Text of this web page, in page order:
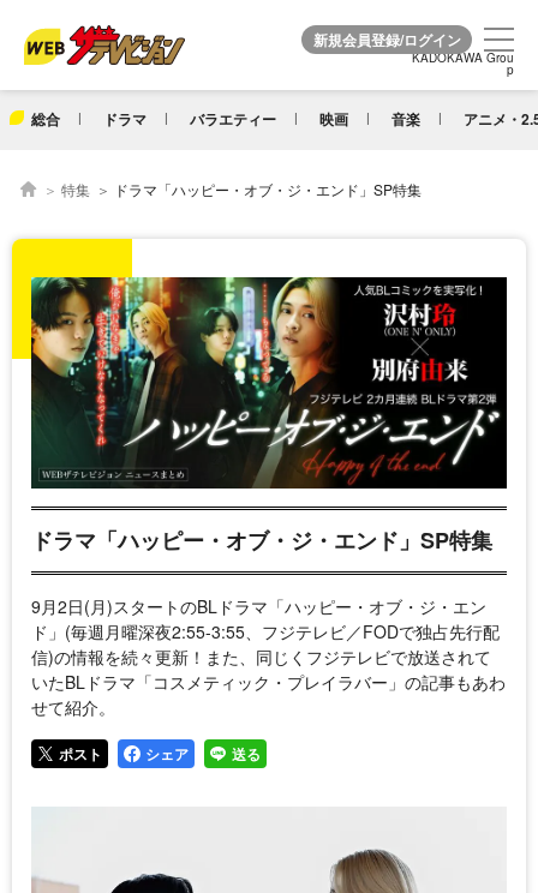
KADOKAWA Grou
p
総合 ドラマ バラエティー 映画 音楽 アニメ・
KADOKAWA Grou
p
特集 ドラマ「ハッピー・オブ・ジ・エンド」SP特集
ドラマ「ハッピー・オブ・ジ・エンド」SP特集
9月2日(月)スタートのBLドラマ「ハッピー・オブ・ジ・エン
ド」(毎週月曜深夜2:55-3:55、フジテレビ／FODで独占先行配
信)の情報を続々更新！また、同じくフジテレビで放送されて
いたBLドラマ「コスメティック・プレイラバー」の記事もあわ
せて紹介。
ポスト シェア 送る